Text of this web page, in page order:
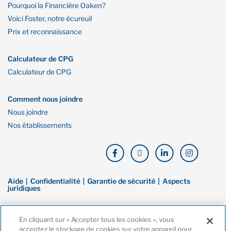
Pourquoi la Financière Oaken?
Voici Foster, notre écureuil
Prix et reconnaissance
Calculateur de CPG
Calculateur de CPG
Comment nous joindre
Nous joindre
Nos établissements
Aide Confidentialité Garantie de sécurité
Aspects
juridiques
© Droit d’auteur de Financière Oaken. Tous droits réservés. La Financière
Oaken est une marque de commerce de Banque Home, une filiale en
En cliquant sur « Accepter tous les cookies », vous
acceptez le stockage de cookies sur votre appareil pour